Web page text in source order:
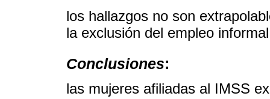
los hallazgos no son
la exclusión del empleo
Conclusiones:
las mujeres afiliadas al IMSS